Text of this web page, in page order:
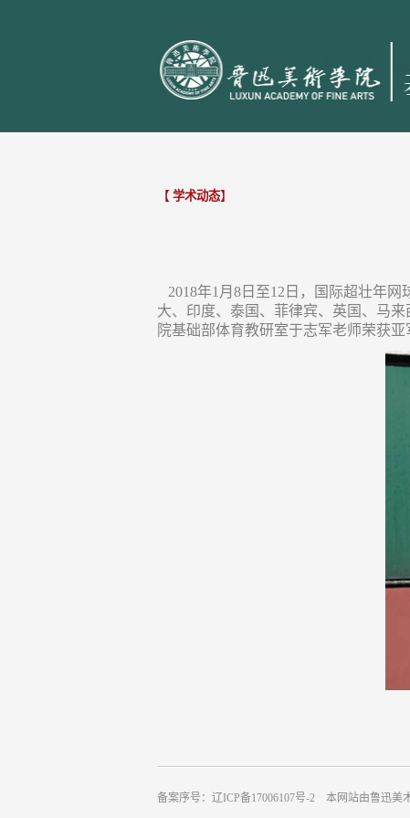
【 学术动态】
2018年1月8日至12日，国际超壮年
大、印度、泰国、菲律宾、英国、马
院基础部体育教研室于志军老师荣获亚
备案序号：辽ICP备17006107号-2 本网站由鲁迅美